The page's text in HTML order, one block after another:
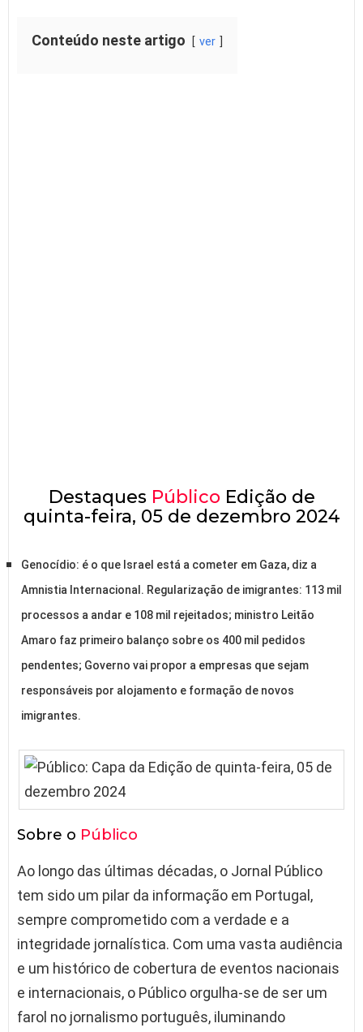
Conteúdo neste artigo ver
Destaques Público Edição de
quinta-feira, 05 de dezembro 2024
Genocídio: é o que Israel está a cometer em Gaza, diz a
Amnistia Internacional. Regularização de imigrantes: 113 mil
processos a andar e 108 mil rejeitados; ministro Leitão
Amaro faz primeiro balanço sobre os 400 mil pedidos
pendentes; Governo vai propor a empresas que sejam
responsáveis por alojamento e formação de novos
imigrantes.
Sobre o Público
Ao longo das últimas décadas, o Jornal Público
tem sido um pilar da informação em Portugal,
sempre comprometido com a verdade e a
integridade jornalística. Com uma vasta audiência
e um histórico de cobertura de eventos nacionais
e internacionais, o Público orgulha-se de ser um
farol no jornalismo português, iluminando